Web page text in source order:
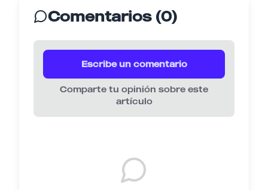
Comentarios (0)
Escribe un comentario
Comparte tu opinión sobre este
artículo